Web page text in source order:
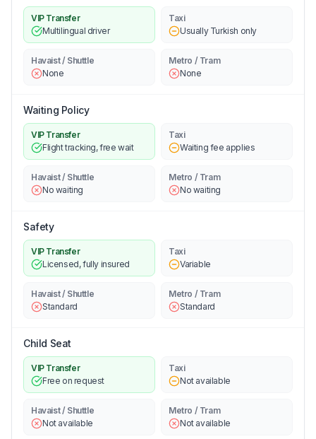
VIP Transfer
Multilingual driver
Taxi
Usually Turkish only
Havaist / Shuttle
None
Metro / Tram
None
Waiting Policy
VIP Transfer
Flight tracking, free wait
Taxi
Waiting fee applies
Havaist / Shuttle
No waiting
Metro / Tram
No waiting
Safety
VIP Transfer
Licensed, fully insured
Taxi
Variable
Havaist / Shuttle
Standard
Metro / Tram
Standard
Child Seat
VIP Transfer
Free on request
Taxi
Not available
Havaist / Shuttle
Not available
Metro / Tram
Not available